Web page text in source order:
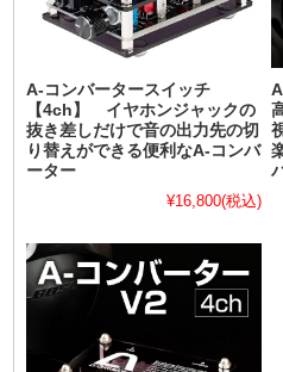
A-コンバータースイッチ
【4ch】 イヤホンジャックの
抜き差しだけで音の出力先の切
り替えができる便利なA-コンバ
ーター
¥16,800(税込)